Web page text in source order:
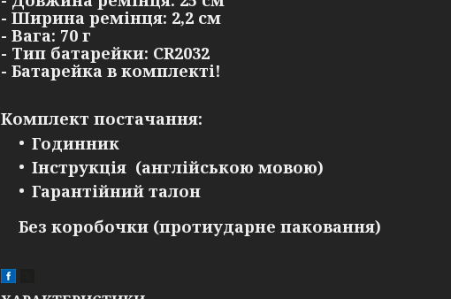
- Ширина ремінця: 2,2 см
- Вага: 70 г
- Тип батарейки: CR2032
- Батарейка в комплекті!
Комплект постачання:
Годинник
Інструкція (англійською мовою)
Гарантійний талон
Без коробочки (протиударне паковання)